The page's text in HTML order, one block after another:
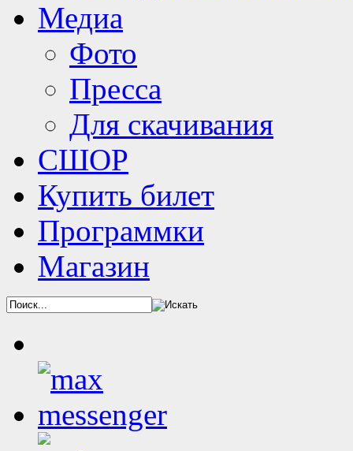
Медиа
Фото
Пресса
Для скачивания
СШОР
Купить билет
Программки
Магазин